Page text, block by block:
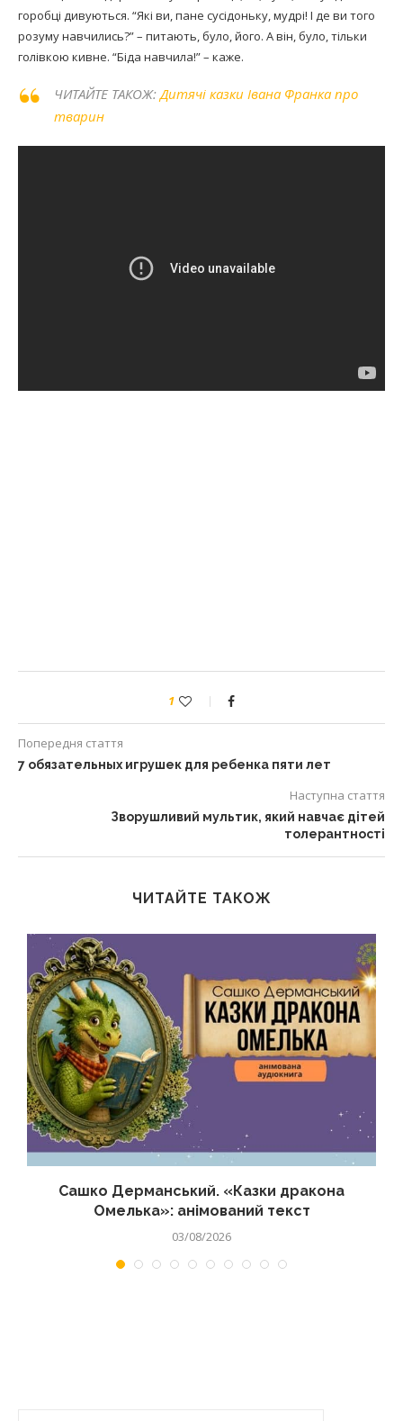
горобці дивуються. “Які ви, пане сусідоньку, мудрі! І де ви того
розуму навчились?” – питають, було, його. А він, було, тільки
голівкою кивне. “Біда навчила!” – каже.
ЧИТАЙТЕ ТАКОЖ: Дитячі казки Івана Франка про
тварин
1
Попередня стаття
7 обязательных игрушек для ребенка пяти лет
Наступна стаття
Зворушливий мультик, який навчає дітей
толерантності
ЧИТАЙТЕ ТАКОЖ
Сашко Дерманський. «Казки дракона
Омелька»: анімований текст
03/08/2026